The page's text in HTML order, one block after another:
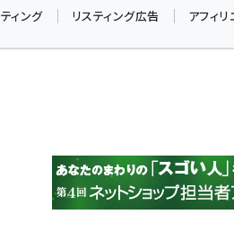
アスクル
base
ィング リスティング広告 アフィリ